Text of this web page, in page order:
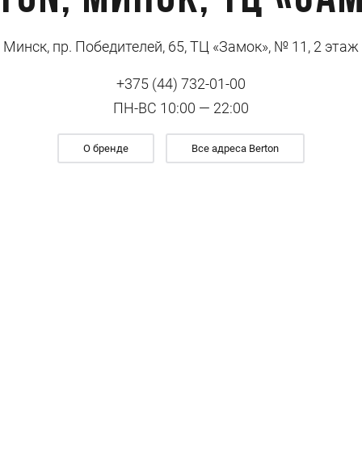
Минск, пр. Победителей, 65, ТЦ «Замок», № 11, 2 этаж
+375 (44) 732-01-00
ПН-ВС 10:00 — 22:00
О бренде Все адреса Berton